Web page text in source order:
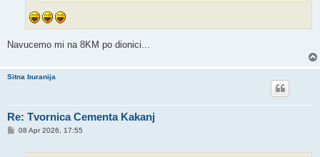
Navucemo mi na 8KM po dionici...
Sitna buranija
Re: Tvornica Cementa Kakanj
P08 Apr 2026, 17:55